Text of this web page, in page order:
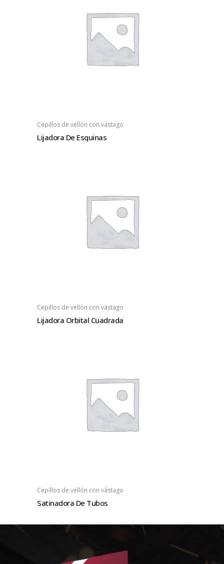
Cepillos de vellón con vástago
Lijadora De Esquinas
Cepillos de vellón con vástago
Lijadora Orbital Cuadrada
Cepillos de vellón con vástago
Satinadora De Tubos